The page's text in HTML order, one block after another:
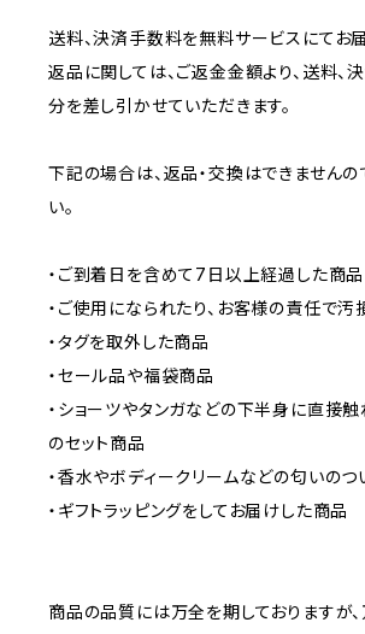
送料、決済手数料を無料サービスにてお
返品に関しては、ご返金金額より、送料、
分を差し引かせていただきます。
下記の場合は、返品・交換はできませんの
い。
・ご到着日を含めて7日以上経過した商品
・ご使用になられたり、お客様の責任で汚
・タグを取外した商品
・セール品や福袋商品
・ショーツやタンガなどの下半身に直接
のセット商品
・香水やボディークリームなどの匂いのつ
・ギフトラッピングをしてお届けした商品
商品の品質には万全を期しておりますが